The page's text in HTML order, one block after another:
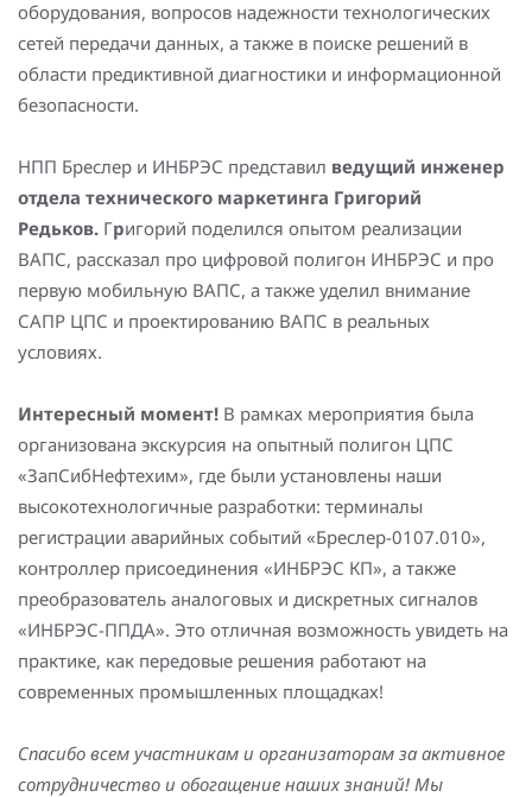
Повышение надежности электроснабжения
Шкафы РЗА 110-220 кВ
Устройства релейной защиты и автоматики
присоединений 6-35кВ
Оборудование компенсации емкостных токов
Определение поврежденного фидера
БАВР
Промышленная автоматизация
оборудования, вопросов надежности технологических
сетей передачи данных, а также в поиске решений в
области предиктивной диагностики и информационной
безопасности.
НПП Бреслер и ИНБРЭС представил ведущий инженер
отдела технического маркетинга Григорий
Редьков. Григорий поделился опытом реализации
ВАПС, рассказал про цифровой полигон ИНБРЭС и про
первую мобильную ВАПС, а также уделил внимание
САПР ЦПС и проектированию ВАПС в реальных
условиях.
Интересный момент! В рамках мероприятия была
организована экскурсия на опытный полигон ЦПС
«ЗапСибНефтехим», где были установлены наши
высокотехнологичные разработки: терминалы
регистрации аварийных событий «Бреслер-0107.010»,
контроллер присоединения «ИНБРЭС КП», а также
преобразователь аналоговых и дискретных сигналов
«ИНБРЭС-ППДА». Это отличная возможность увидеть на
практике, как передовые решения работают на
современных промышленных площадках!
Спасибо всем участникам и организаторам за активное
сотрудничество и обогащение наших знаний! Мы